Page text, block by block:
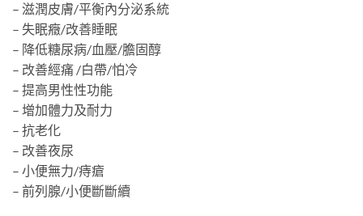
– 滋潤皮膚/平衡內分泌系統
– 失眠癥/改善睡眠
– 降低糖尿病/血壓/膽固醇
– 改善經痛 /白帶/怕冷
– 提高男性性功能
– 增加體力及耐力
– 抗老化
– 改善夜尿
– 小便無力/痔瘡
– 前列腺/小便斷斷續